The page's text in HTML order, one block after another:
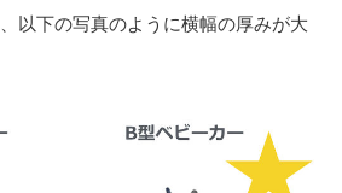
以下の写真のように横幅の厚みが大